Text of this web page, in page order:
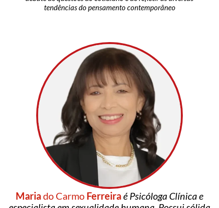
tendências do pensamento contemporâneo
Mariado Carmo Ferreiraé Psicóloga Clínica e